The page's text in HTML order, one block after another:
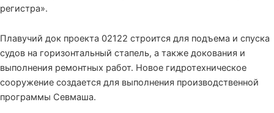
регистра».
Плавучий док проекта 02122 строится для подъема и спуска
судов на горизонтальный стапель, а также докования и
выполнения ремонтных работ. Новое гидротехническое
сооружение создается для выполнения производственной
программы Севмаша.